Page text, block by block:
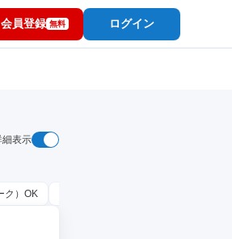
会員登録 無料 ログイン
細表示
ク）OK